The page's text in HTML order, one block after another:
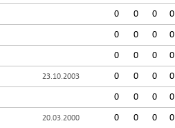
0 0 0 0
0 0 0 0
0 0 0 0
23.10.2003 0 0 0 0
0 0 0 0
20.03.2000 0 0 0 0